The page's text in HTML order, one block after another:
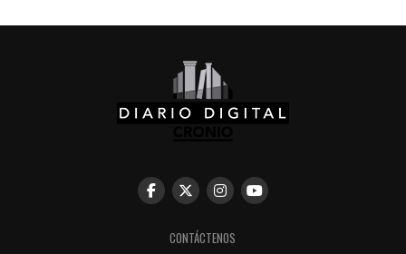
CONTÁCTENOS